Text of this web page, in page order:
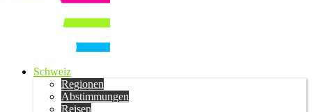
Schweiz
Regionen
Abstimmungen
Reisen